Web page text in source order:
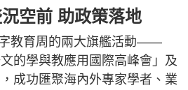
空前 助政策落地
教育周的兩大旗艦活動——
的學與教應用國際高峰會」及
成功匯聚海內外專家學者、業